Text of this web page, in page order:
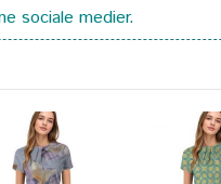
sociale medier.